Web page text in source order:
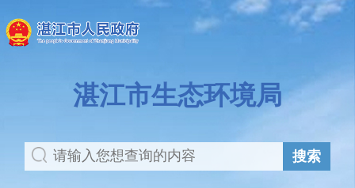
湛江市生态环境局
搜索